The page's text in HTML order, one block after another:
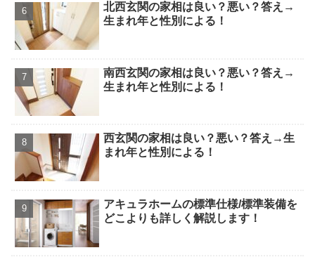
北西玄関の家相は良い？悪い？答え→
生まれ年と性別による！
南西玄関の家相は良い？悪い？答え→
生まれ年と性別による！
西玄関の家相は良い？悪い？答え→生
まれ年と性別による！
アキュラホームの標準仕様/標準装備を
どこよりも詳しく解説します！